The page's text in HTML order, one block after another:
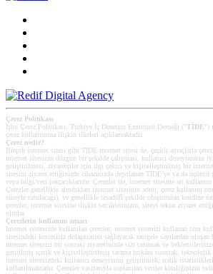
Çerez Politikası
İşbu Çerez Politikası, Türkiye İç Denetim Enstitüsü Derneği (" TİDE
çerez kullanımına ilişkin ilkeleri açıklamaktadır.
Çerez nedir?
Birçok internet sitesi gibi TİDE internet sitesi de, çeşitli amaçlarla çerez
internet sitesinin düzgün bir şekilde çalışması, kullanıcı deneyiminin
geliştirilmesi, ziyaretçiler için ilgi çekici ve kişiselleştirilmiş bir internet
sitesini ziyaret ettiğinizde cihazınızda depolanan TİDE’ye ya da üçüncü
veya bilgi/veri parçacıklarıdır. Çerezler ile, internet sitesine ait
Çerezler genellikle alındıkları internet sitesinin adını, çerez kullanım
süreyle tutulacağı), ve genellikle tesadüfî şekilde oluşturulan kendine
çerezler, internet sitesine ilişkin tercihlerinizin, siteyi tekrar ziyaret
olurlar.
Çerezlerin kullanım amacı
Internet sitemizde kullanılan çerezler, internet sitemizi kullanan tüm
sitesindeki kesintisiz dolaşmasını sağlayacak rastgele sayılardan
internet sitemizi bir sonraki ziyaretinizde sizi tanımak ve
getirilmiş içerik ve kişiselleştirilmiş tarama imkânı sunmak, teknolojik
internet sitemizdeki kullanıcı deneyimini geliştirmek, trafik
kullanılmaktadır. Çerezler vasıtasıyla toplanılan veriler kimliğinizin